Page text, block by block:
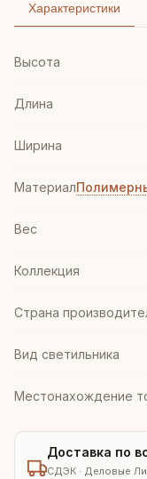
Характеристики
Высота
Длина
Ширина
Материал
Вес
Коллекция
Страна
Вид светильника
Местонахождение
Доставка по
СДЭК · Деловые